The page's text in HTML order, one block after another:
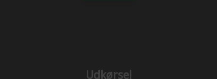
Udkørsel